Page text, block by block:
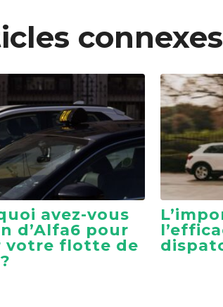
connexes
avez-vous
d’Alfa6 pour
votre flotte de